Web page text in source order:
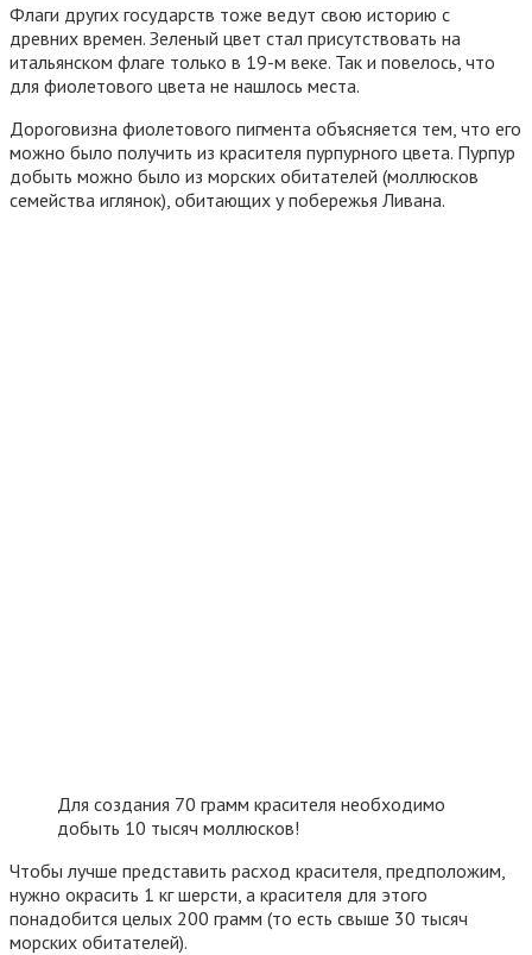
Флаги других государств тоже ведут свою историю с
древних времен. Зеленый цвет стал присутствовать на
итальянском флаге только в 19-м веке. Так и повелось, что
для фиолетового цвета не нашлось места.
Дороговизна фиолетового пигмента объясняется тем, что его
можно было получить из красителя пурпурного цвета. Пурпур
добыть можно было из морских обитателей (моллюсков
семейства иглянок), обитающих у побережья Ливана.
Для создания 70 грамм красителя необходимо
добыть 10 тысяч моллюсков!
Чтобы лучше представить расход красителя, предположим,
нужно окрасить 1 кг шерсти, а красителя для этого
понадобится целых 200 грамм (то есть свыше 30 тысяч
морских обитателей).